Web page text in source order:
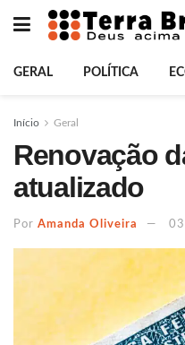
GERAL POLÍTICA
Início Geral
Renovação
atualizado
Por Amanda Oliveira